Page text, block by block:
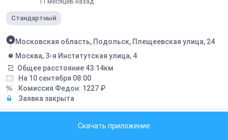
Стандартный
Московская область, Подольск, Плещеевская улица, 24
Москва, 3-я Институтская улица, 4
Общее расстояние 43.14км
На 10 сентября 08:00
Комиссия Федон: 1227 ₽
Заявка закрыта
На среду. Схие смеси 20 тонн 14 поддонов
Скачать приложение